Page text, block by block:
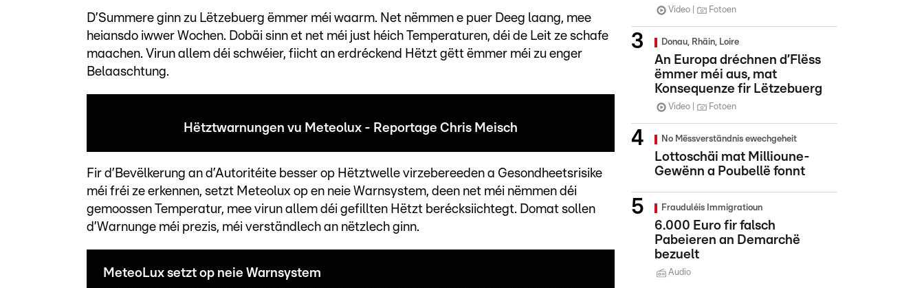
D’Summere ginn zu Lëtzebuerg ëmmer méi waarm. Net nëmmen e puer Deeg laang, mee
heiansdo iwwer Wochen. Dobäi sinn et net méi just héich Temperaturen, déi de Leit ze schafe
maachen. Virun allem déi schwéier, fiicht an erdréckend Hëtzt gëtt ëmmer méi zu enger
Belaaschtung.
Hëtztwarnungen vu Meteolux - Reportage Chris Meisch
Fir d’Bevëlkerung an d’Autoritéite besser op Hëtztwelle virzebereeden a Gesondheetsrisike
méi fréi ze erkennen, setzt Meteolux op en neie Warnsystem, deen net méi nëmmen déi
gemoossen Temperatur, mee virun allem déi gefillten Hëtzt berécksiichtegt. Domat sollen
d’Warnunge méi prezis, méi verständlech an nëtzlech ginn.
MeteoLux setzt op neie Warnsystem
Video Fotoen
Donau, Rhäin, Loire
An Europa dréchnen d’Flëss
ëmmer méi aus, mat
Konsequenze fir Lëtzebuerg
Video Fotoen
No Mëssverständnis ewechgeheit
Lottoschäi mat Millioune-
Gewënn a Poubellë fonnt
Frauduléis Immigratioun
6.000 Euro fir falsch
Pabeieren an Demarchë
bezuelt
Audio